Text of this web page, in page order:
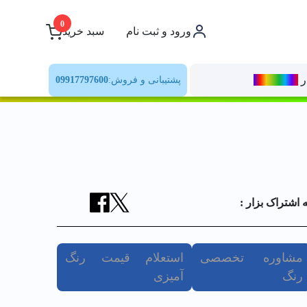
ورود و ثبت نام سبد خرید
0
پشتیبانی و فروش:09917797600
اشتراک بزار :
مشاوره تخصصی
رنگ
استعلام قیمت رنگ
آمیزی